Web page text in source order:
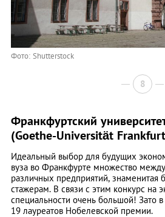
Фото: Shutterstock
8
Франкфуртский
(Goethe-Universität
Идеальный выбор для будущих
вуза во Франкфурте множество
различных предприятий, знаменитая
стажерам. В связи с этим конкурс на
специальности очень большой! Зато
19 лауреатов Нобелевской премии.